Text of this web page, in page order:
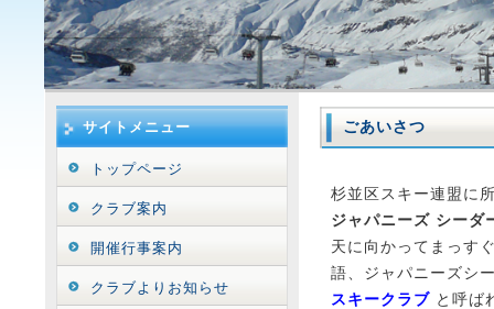
ごあいさつ
杉並区スキー連盟に
ジャパニーズ シーダ
天に向かってまっす
語、ジャパニーズシ
スキークラブ と呼ば
サイトメニュー
トップページ
クラブ案内
開催行事案内
クラブよりお知らせ